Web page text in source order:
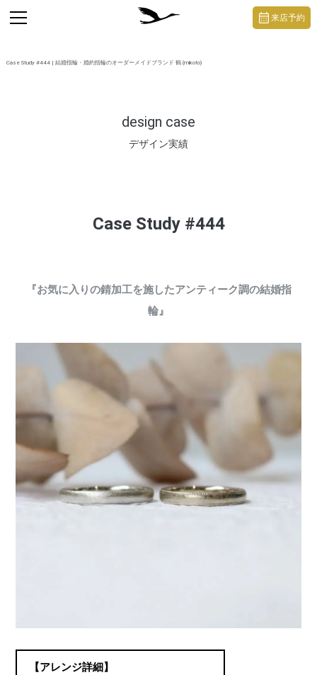
Case Study #444 | 結婚指輪・婚約指輪のオーダーメイドブランド 鶴 (mikoto)
design case
デザイン実績
toggle
navigation
来店予約
Case Study #444
『お気に入りの錆加工を施したアンティーク調の結婚指
輪』
【アレンジ詳細】